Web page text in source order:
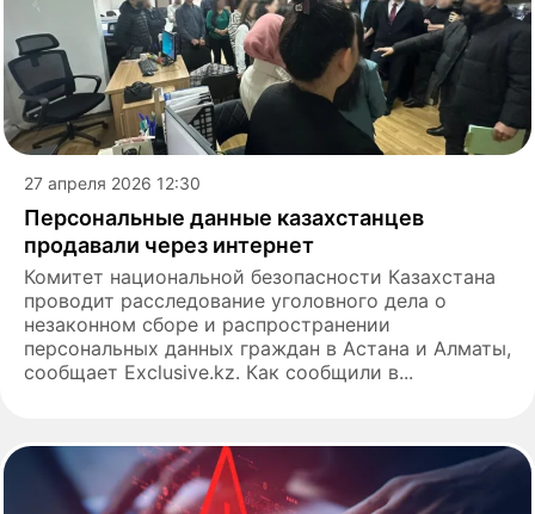
27 апреля 2026 12:30
Персональные данные казахстанцев
продавали через интернет
Комитет национальной безопасности Казахстана
проводит расследование уголовного дела о
незаконном сборе и распространении
персональных данных граждан в Астана и Алматы,
сообщает Еxclusive.kz. Как сообщили в...